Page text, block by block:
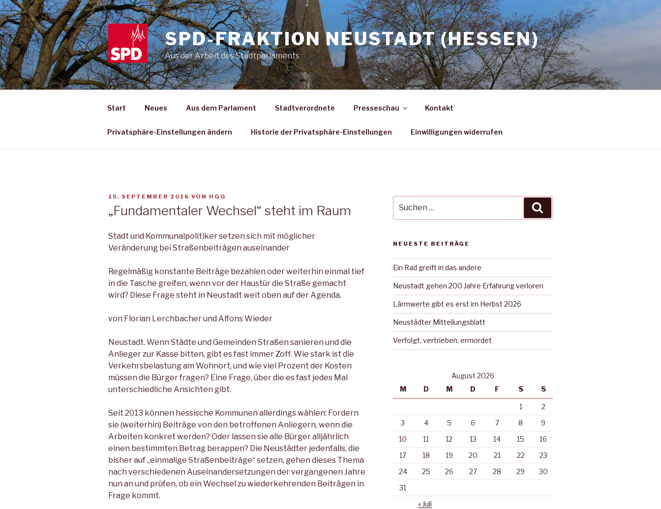
Zum
Inhalt
springen
SPD-FRAKTION NEUSTADT (HESSEN)
Aus der Arbeit des Stadtparlaments
Start Neues Aus dem Parlament Stadtverordnete Presseschau Kontakt
Privatsphäre-Einstellungen ändern Historie der Privatsphäre-Einstellungen Einwilligungen widerrufen
VERÖFFENTLICHT
15. SEPTEMBER 2016 VON HGG
„Fundamentaler Wechsel“ steht im Raum
Stadt und Kommunalpolitiker setzen sich mit möglicher
Veränderung bei Straßenbeiträgen auseinander
Regelmäßig konstante Beiträge bezahlen oder weiterhin einmal tief
in die Tasche greifen, wenn vor der Haustür die Straße gemacht
wird? Diese Frage steht in Neustadt weit oben auf der Agenda.
von Florian Lerchbacher und Alfons Wieder
Neustadt. Wenn Städte und Gemeinden Straßen sanieren und die
Anlieger zur Kasse bitten, gibt es fast immer Zoff. Wie stark ist die
Verkehrsbelastung am Wohnort, und wie viel Prozent der Kosten
müssen die Bürger fragen? Eine Frage, über die es fast jedes Mal
unterschiedliche Ansichten gibt.
Seit 2013 können hessische Kommunen allerdings wählen: Fordern
sie (weiterhin) Beiträge von den betroffenen Anliegern, wenn die
Arbeiten konkret werden? Oder lassen sie alle Bürger alljährlich
einen bestimmten Betrag berappen? Die Neustädter jedenfalls, die
bisher auf „einmalige Straßenbeiträge“ setzen, gehen dieses Thema
nach verschiedenen Auseinandersetzungen der vergangenen Jahre
nun an und prüfen, ob ein Wechsel zu wiederkehrenden Beiträgen in
Frage kommt.
nach:
NEUESTE BEITRÄGE
Ein Rad greift in das andere
Neustadt gehen 200 Jahre Erfahrung verloren
Lärmwerte gibt es erst im Herbst 2026
Neustädter Mitteilungsblatt
Verfolgt, vertrieben, ermordet
August 2026
M
D M D F S S
1
2
3
4 5 6 7 8
9
10
11 12 13 14 15
16
17
18 19 20 21 22
23
24
25 26 27 28 29
30
31
« Juli